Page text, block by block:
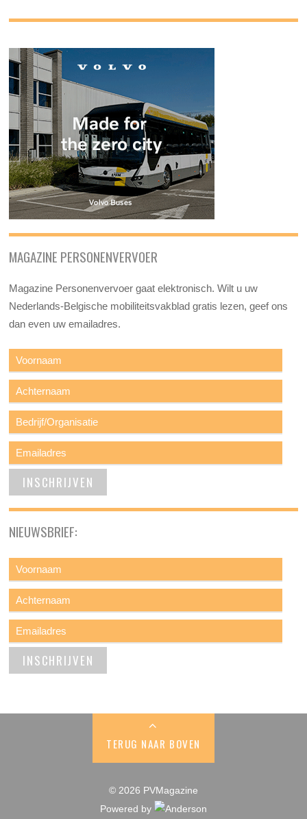
MAGAZINE PERSONENVERVOER
Magazine Personenvervoer gaat elektronisch. Wilt u uw
Nederlands-Belgische mobiliteitsvakblad gratis lezen, geef ons
dan even uw emailadres.
NIEUWSBRIEF:
TERUG NAAR BOVEN
© 2026 PVMagazine
Powered by